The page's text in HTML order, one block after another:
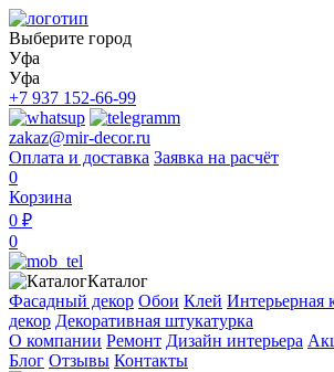
Выберите город
Уфа
Уфа
+7 937 152-66-99
zakaz@mir-decor.ru
Оплата и доставка Заявка на расчёт
0
Корзина
0 ₽
0
Каталог
Фасадный декор Обои Клей Интерьерная
декор Декоративная штукатурка
О компании Ремонт Дизайн интерьера
Блог Отзывы Контакты